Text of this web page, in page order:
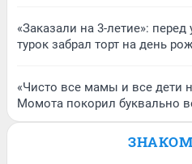
«Заказали на 3-летие»:
турок забрал торт на день
«Чисто все мамы и все дети
Момота покорил буквально